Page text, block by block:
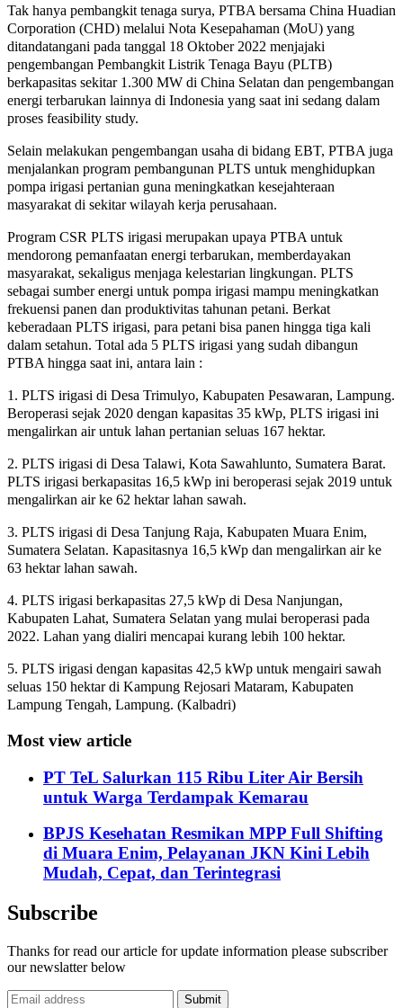
Tak hanya pembangkit tenaga surya, PTBA bersama China Huadian
Corporation (CHD) melalui Nota Kesepahaman (MoU) yang
ditandatangani pada tanggal 18 Oktober 2022 menjajaki
pengembangan Pembangkit Listrik Tenaga Bayu (PLTB)
berkapasitas sekitar 1.300 MW di China Selatan dan pengembangan
energi terbarukan lainnya di Indonesia yang saat ini sedang dalam
proses feasibility study.
Selain melakukan pengembangan usaha di bidang EBT, PTBA juga
menjalankan program pembangunan PLTS untuk menghidupkan
pompa irigasi pertanian guna meningkatkan kesejahteraan
masyarakat di sekitar wilayah kerja perusahaan.
Program CSR PLTS irigasi merupakan upaya PTBA untuk
mendorong pemanfaatan energi terbarukan, memberdayakan
masyarakat, sekaligus menjaga kelestarian lingkungan. PLTS
sebagai sumber energi untuk pompa irigasi mampu meningkatkan
frekuensi panen dan produktivitas tahunan petani. Berkat
keberadaan PLTS irigasi, para petani bisa panen hingga tiga kali
dalam setahun. Total ada 5 PLTS irigasi yang sudah dibangun
PTBA hingga saat ini, antara lain :
1. PLTS irigasi di Desa Trimulyo, Kabupaten Pesawaran, Lampung.
Beroperasi sejak 2020 dengan kapasitas 35 kWp, PLTS irigasi ini
mengalirkan air untuk lahan pertanian seluas 167 hektar.
2. PLTS irigasi di Desa Talawi, Kota Sawahlunto, Sumatera Barat.
PLTS irigasi berkapasitas 16,5 kWp ini beroperasi sejak 2019 untuk
mengalirkan air ke 62 hektar lahan sawah.
3. PLTS irigasi di Desa Tanjung Raja, Kabupaten Muara Enim,
Sumatera Selatan. Kapasitasnya 16,5 kWp dan mengalirkan air ke
63 hektar lahan sawah.
4. PLTS irigasi berkapasitas 27,5 kWp di Desa Nanjungan,
Kabupaten Lahat, Sumatera Selatan yang mulai beroperasi pada
2022. Lahan yang dialiri mencapai kurang lebih 100 hektar.
5. PLTS irigasi dengan kapasitas 42,5 kWp untuk mengairi sawah
seluas 150 hektar di Kampung Rejosari Mataram, Kabupaten
Lampung Tengah, Lampung. (Kalbadri)
Most view article
PT TeL Salurkan 115 Ribu Liter Air Bersih
untuk Warga Terdampak Kemarau
BPJS Kesehatan Resmikan MPP Full Shifting
di Muara Enim, Pelayanan JKN Kini Lebih
Mudah, Cepat, dan Terintegrasi
Subscribe
Thanks for read our article for update information please subscriber
our newslatter below
Submit